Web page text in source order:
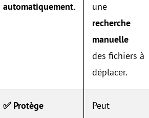
automatiquement.
une
recherche
manuelle
des fichiers à
déplacer.
✅ Protège
Peut